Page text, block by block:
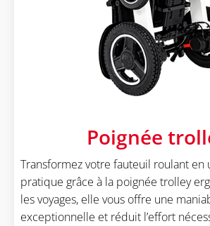
Poignée
Transformez votre fauteuil roulant en
pratique grâce à la poignée trolley
les voyages, elle vous offre une
exceptionnelle et réduit l’effort